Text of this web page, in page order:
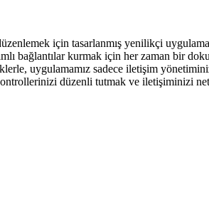
için tasarlanmış yenilikçi
bağlantılar kurmak için her zaman bir
uygulamamız sadece iletişim
düzenli tutmak ve iletişiminizi